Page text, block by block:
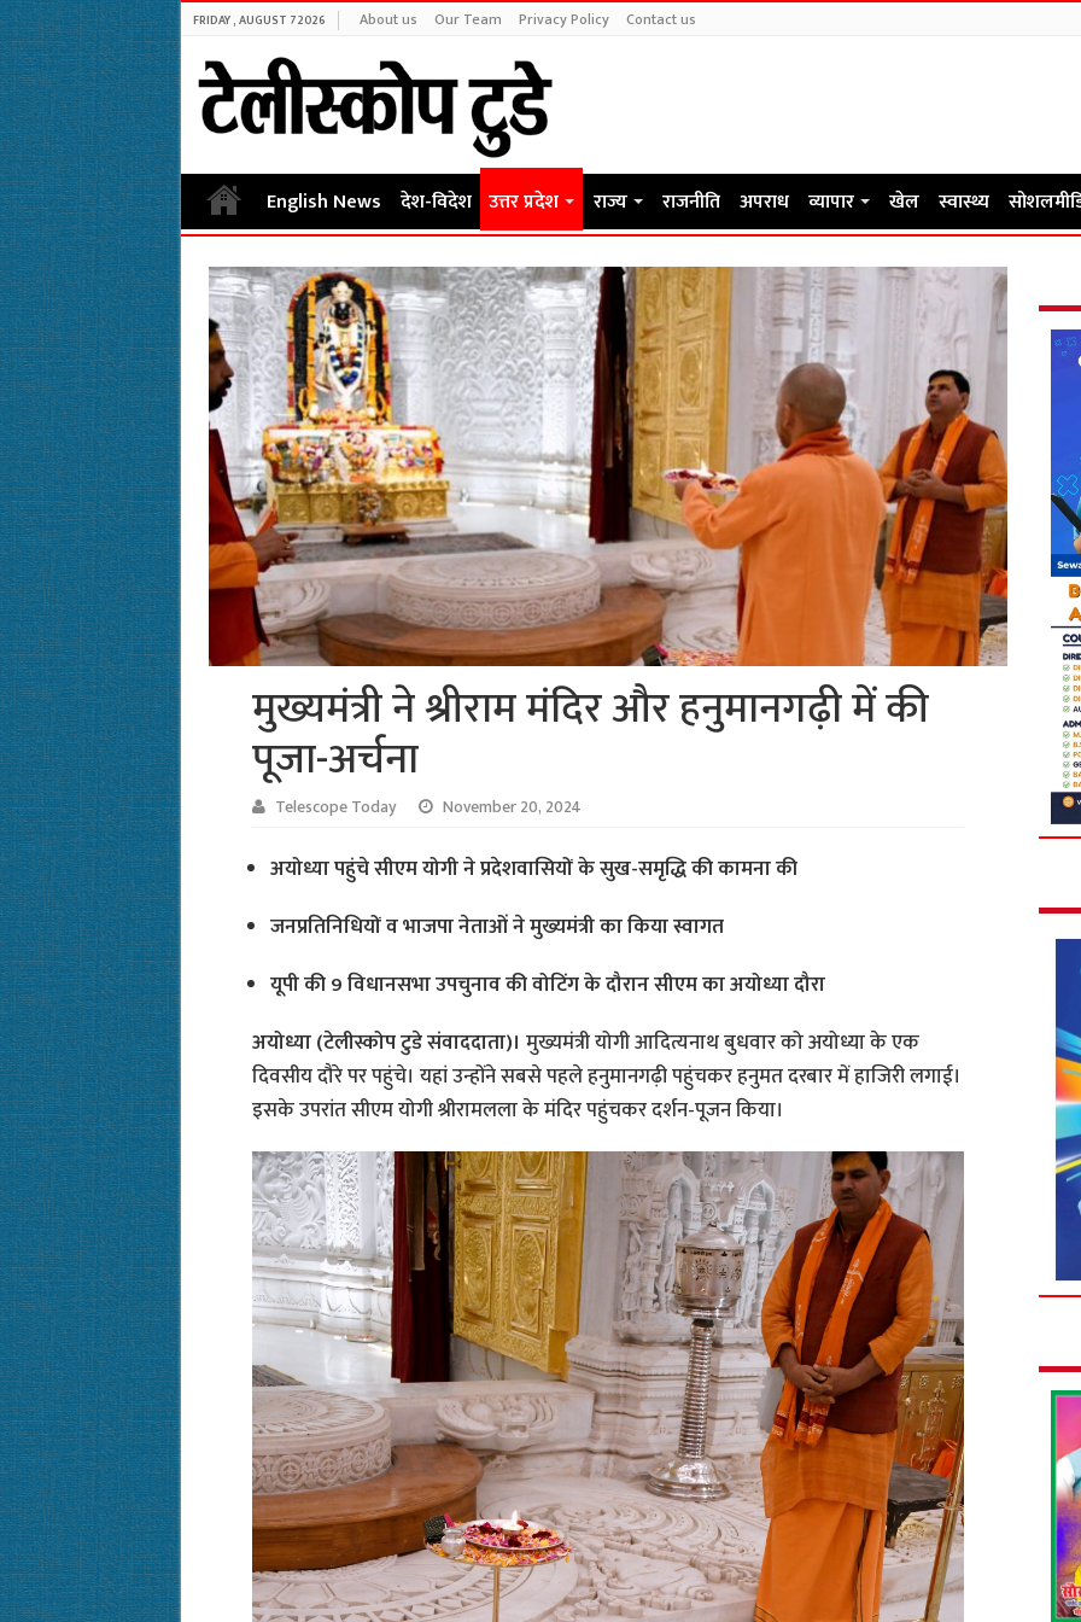
FRIDAY , AUGUST 7 2026 About us Our Team Privacy Policy Contact us
English News देश-विदेश उत्तर प्रदेश राज्य राजनीति अपराध व्यापार खेल स्वास्थ्य
मुख्यमंत्री ने श्रीराम मंदिर और हनुमानगढ़ी में की
पूजा-अर्चना
Telescope Today November 20, 2024
अयोध्या पहुंचे सीएम योगी ने प्रदेशवासियों के सुख-समृद्धि की कामना की
जनप्रतिनिधियों व भाजपा नेताओं ने मुख्यमंत्री का किया स्वागत
यूपी की 9 विधानसभा उपचुनाव की वोटिंग के दौरान सीएम का अयोध्या दौरा
अयोध्या (टेलीस्कोप टुडे संवाददाता)। मुख्यमंत्री योगी आदित्यनाथ बुधवार को अयोध्या के एक
दिवसीय दौरे पर पहुंचे। यहां उन्होंने सबसे पहले हनुमानगढ़ी पहुंचकर हनुमत दरबार में हाजिरी लगाई।
इसके उपरांत सीएम योगी श्रीरामलला के मंदिर पहुंचकर दर्शन-पूजन किया।